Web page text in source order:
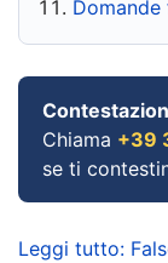
Chiama +39
se ti
Leggi tutto: